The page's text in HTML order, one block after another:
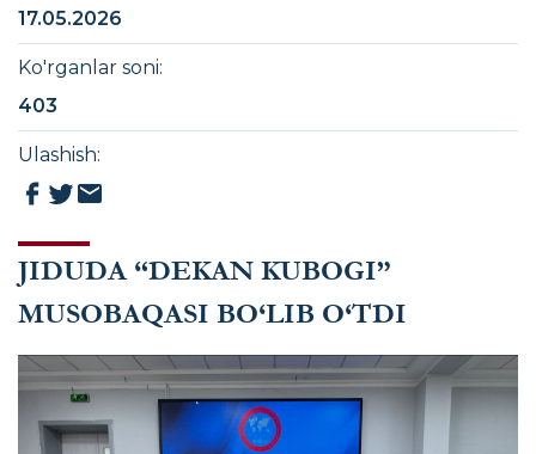
JIDUDA “DEKAN KUBOGI”
MUSOBAQASI BO‘LIB O‘TDI
17.05.2026
Ko'rganlar soni:
403
Ulashish: